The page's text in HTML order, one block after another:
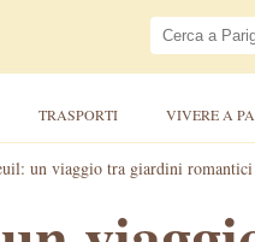
TRASPORTI VIVERE A
un viaggio tra giardini romantici